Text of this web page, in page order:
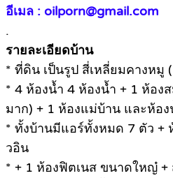
อีเมล : oilporn@gmail.com
.
รายละเอียดบ้าน
* ที่ดิน เป็นรูป สี่เหลี่ยมคางหมู
* 4 ห้องน้ำ 4 ห้องน้ำ + 1 ห้อง
มาก) + 1 ห้องแม่บ้าน และห้อง
* ทั้งบ้านมีแอร์ทั้งหมด 7 ตัว +
วอิน
* + 1 ห้องฟิตเนส ขนาดใหญ๋ +